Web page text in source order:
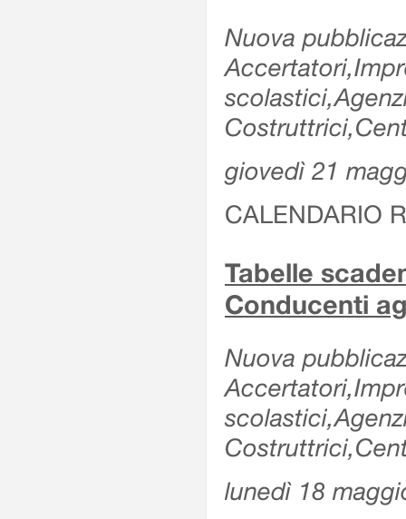
Nuova
giovedì 21
CALENDARIO
Tabelle
Conducenti
Nuova
lunedì 18